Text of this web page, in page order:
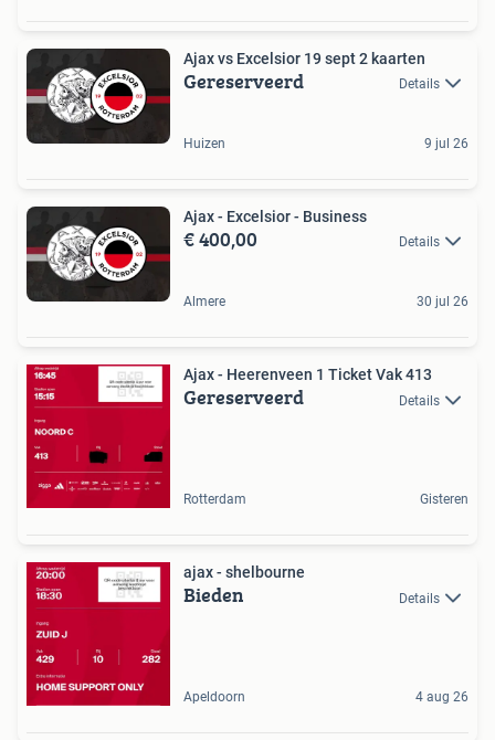
Ajax vs Excelsior 19 sept 2 kaarten
Gereserveerd Details
Huizen 9 jul 26
Ajax - Excelsior - Business
€ 400,00 Details
Almere 30 jul 26
Ajax - Heerenveen 1 Ticket Vak 413
Gereserveerd Details
Rotterdam Gisteren
ajax - shelbourne
Bieden Details
Apeldoorn 4 aug 26